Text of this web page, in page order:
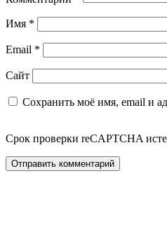
Имя *
Email *
Сайт
Сохранить моё имя, email и
Срок проверки reCAPTCHA